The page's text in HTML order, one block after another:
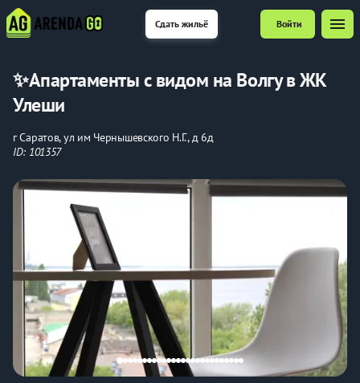
Сдать жильё Войти menu
✨Апартаменты с видом на Волгу в ЖК
Улеши
г Саратов, ул им Чернышевского Н.Г., д 6д
ID: 101357